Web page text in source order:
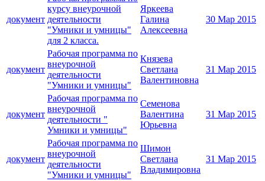
документ
курсу внеурочной
деятельности
"Умники и умницы"
для 2 класса.
Яркеева
Галина
Алексеевна
30 Мар 2015
документ
Рабочая программа по
внеурочной
деятельности
"Умники и умницы"
Князева
Светлана
Валентиновна
31 Мар 2015
документ
Рабочая программа по
внеурочной
деятельности "
Умники и умницы"
Семенова
Валентина
Юрьевна
31 Мар 2015
документ
Рабочая программа по
внеурочной
деятельности
"Умники и умницы"
Шимон
Светлана
Владимировна
31 Мар 2015